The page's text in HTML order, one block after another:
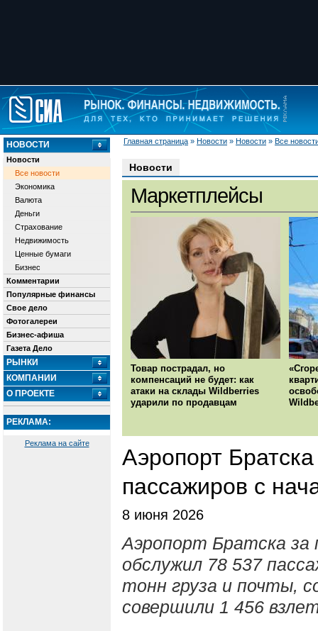
Главная страница » Новости » Новости » Все
НОВОСТИ
Новости
Все новости
Экономика
Валюта
Деньги
Страхование
Недвижимость
Ценные бумаги
Бизнес
Комментарии
Популярные финансы
Свое дело
Фотогалереи
Бизнес-афиша
Газета Дело
РЫНКИ
КОМПАНИИ
О ПРОЕКТЕ
РЕКЛАМА:
Реклама на сайте
Новости
Маркетплейсы
Товар пострадал, но
компенсаций не будет: как
атаки на склады Wildberries
ударили по продавцам
Аэропорт
пассажиров с
8 июня 2026
Аэропорт Братска за
обслужил 78 537
тонн груза и почты,
совершили 1 456